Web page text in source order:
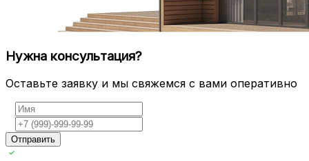
Нужна консультация?
Оставьте заявку и мы свяжемся с вами оперативно
Отправить